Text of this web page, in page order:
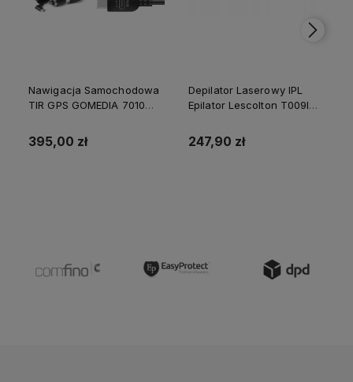
Nawigacja Samochodowa
TIR GPS GOMEDIA 7010
512 GB RAM
395,00 zł
Depilator Laserowy IPL
Epilator Lescolton T009I
Lampy
247,90 zł